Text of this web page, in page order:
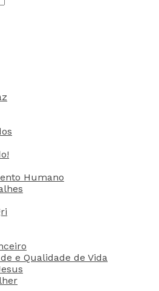
Humano
e Qualidade de Vida